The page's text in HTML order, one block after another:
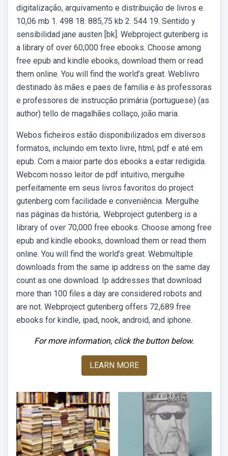
digitalização, arquivamento e distribuição de livros e.
10,06 mb 1. 498 18. 885,75 kb 2. 544 19. Sentido y
sensibilidad jane austen [bk]. Webproject gutenberg is
a library of over 60,000 free ebooks. Choose among
free epub and kindle ebooks, download them or read
them online. You will find the world’s great. Weblivro
destinado às mães e paes de familia e às professoras
e professores de instrucção primária (portuguese) (as
author) tello de magalhães collaço, joão maria.
Webos ficheiros estão disponibilizados em diversos
formatos, incluindo em texto livre, html, pdf e até em
epub. Com a maior parte dos ebooks a estar redigida.
Webcom nosso leitor de pdf intuitivo, mergulhe
perfeitamente em seus livros favoritos do project
gutenberg com facilidade e conveniência. Mergulhe
nas páginas da história,. Webproject gutenberg is a
library of over 70,000 free ebooks. Choose among free
epub and kindle ebooks, download them or read them
online. You will find the world’s great. Webmultiple
downloads from the same ip address on the same day
count as one download. Ip addresses that download
more than 100 files a day are considered robots and
are not. Webproject gutenberg offers 72,689 free
ebooks for kindle, ipad, nook, android, and iphone.
For more information, click the button below.
LEARN MORE